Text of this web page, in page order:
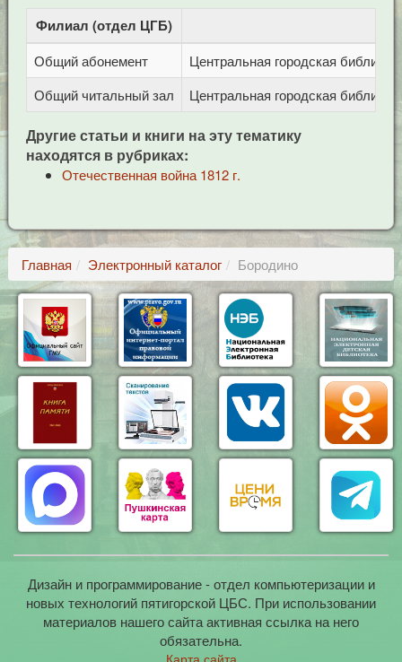
Филиал (отдел ЦГБ)
Общий абонемент
Центральная городская
Общий читальный зал
Центральная городская
Другие статьи и книги на эту тематику
находятся в рубриках:
Отечественная война 1812 г.
Главная Электронный каталог Бородино
Дизайн и программирование - отдел компьютеризации и
новых технологий пятигорской ЦБС. При использовании
материалов нашего сайта активная ссылка на него
обязательна.